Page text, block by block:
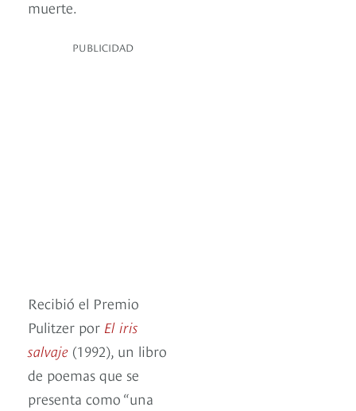
muerte.
PUBLICIDAD
Recibió el Premio
Pulitzer por El iris
salvaje (1992), un libro
de poemas que se
presenta como “una